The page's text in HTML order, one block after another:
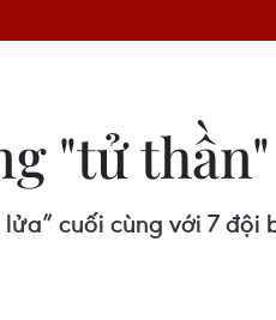
"tử
cuối cùng với 7